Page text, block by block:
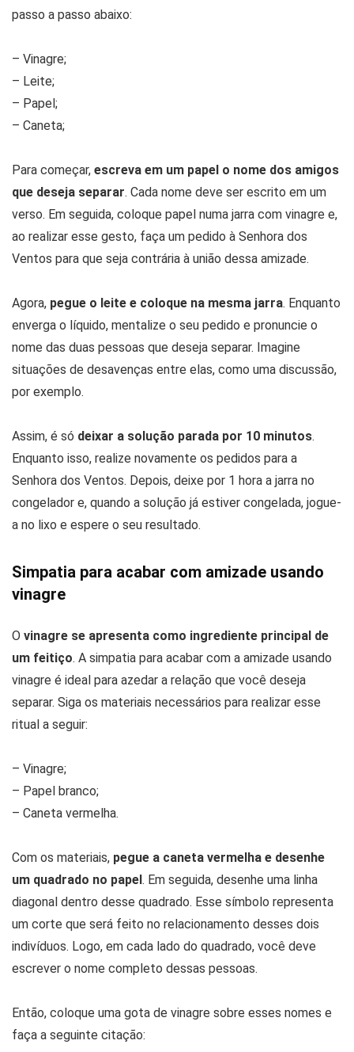
passo a passo abaixo:
– Vinagre;
– Leite;
– Papel;
– Caneta;
Para começar, escreva em um papel o nome dos amigos
que deseja separar. Cada nome deve ser escrito em um
verso. Em seguida, coloque papel numa jarra com vinagre e,
ao realizar esse gesto, faça um pedido à Senhora dos
Ventos para que seja contrária à união dessa amizade.
Agora, pegue o leite e coloque na mesma jarra. Enquanto
enverga o líquido, mentalize o seu pedido e pronuncie o
nome das duas pessoas que deseja separar. Imagine
situações de desavenças entre elas, como uma discussão,
por exemplo.
Assim, é só deixar a solução parada por 10 minutos.
Enquanto isso, realize novamente os pedidos para a
Senhora dos Ventos. Depois, deixe por 1 hora a jarra no
congelador e, quando a solução já estiver congelada, jogue-
a no lixo e espere o seu resultado.
Simpatia para acabar com amizade usando
vinagre
O vinagre se apresenta como ingrediente principal de
um feitiço. A simpatia para acabar com a amizade usando
vinagre é ideal para azedar a relação que você deseja
separar. Siga os materiais necessários para realizar esse
ritual a seguir:
– Vinagre;
– Papel branco;
– Caneta vermelha.
Com os materiais, pegue a caneta vermelha e desenhe
um quadrado no papel. Em seguida, desenhe uma linha
diagonal dentro desse quadrado. Esse símbolo representa
um corte que será feito no relacionamento desses dois
indivíduos. Logo, em cada lado do quadrado, você deve
escrever o nome completo dessas pessoas.
Então, coloque uma gota de vinagre sobre esses nomes e
faça a seguinte citação: